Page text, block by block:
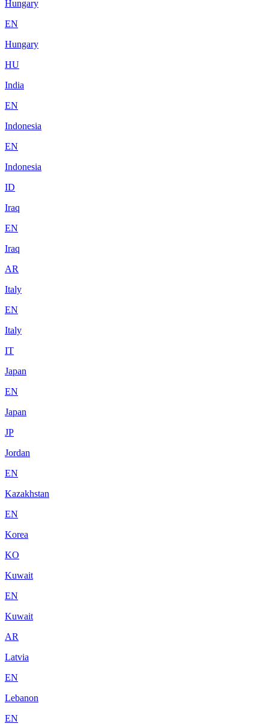
Hungary
EN
Hungary
HU
India
EN
Indonesia
EN
Indonesia
ID
Iraq
EN
Iraq
AR
Italy
EN
Italy
IT
Japan
EN
Japan
JP
Jordan
EN
Kazakhstan
EN
Korea
KO
Kuwait
EN
Kuwait
AR
Latvia
EN
Lebanon
EN